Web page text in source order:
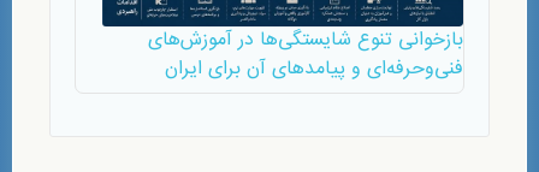
بازخوانی تنوع شایستگی‌ها در آموزش‌های
فنی‌وحرفه‌ای و پیامدهای آن برای ایران